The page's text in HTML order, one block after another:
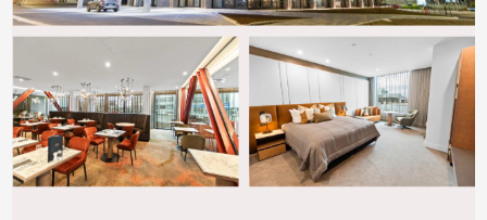
以順其自然、平安順利為原則。